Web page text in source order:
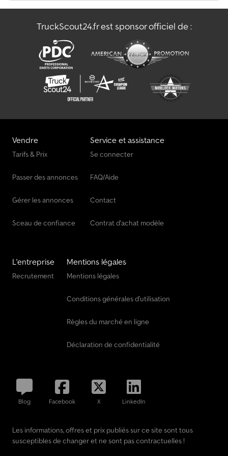
TruckScout24.fr est sponsor officiel de :
Vendre
Tarifs & Prix
Passer des annonces
Gérer les annonces
Sceau de confiance
Service et assistance
Se connecter
FAQ/Aide
Contact
Contrat d'achat modèle
L'entreprise
Recrutement
Mentions légales
Mentions légales
Conditions générales d'utilisation
Règles du marché en ligne
Déclaration de confidentialité
Blog Facebook X LinkedIn
Les informations, offres et prix publiés sur ce site sont tous
susceptibles de changer et ne sont pas contractuelles !